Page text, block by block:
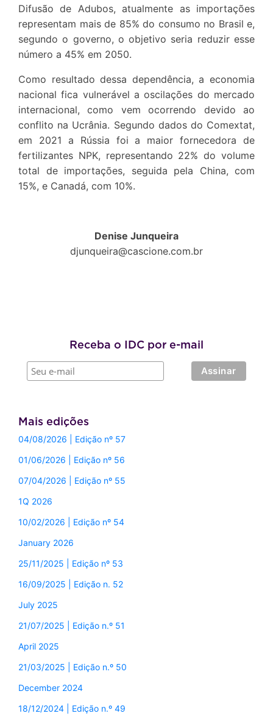
Difusão de Adubos, atualmente as importações
representam mais de 85% do consumo no Brasil e,
segundo o governo, o objetivo seria reduzir esse
número a 45% em 2050.
Como resultado dessa dependência, a economia
nacional fica vulnerável a oscilações do mercado
internacional, como vem ocorrendo devido ao
conflito na Ucrânia. Segundo dados do Comextat,
em 2021 a Rússia foi a maior fornecedora de
fertilizantes NPK, representando 22% do volume
total de importações, seguida pela China, com
15%, e Canadá, com 10%.
Denise Junqueira
djunqueira@cascione.com.br
Receba o IDC por e-mail
Mais edições
04/08/2026 | Edição nº 57
01/06/2026 | Edição nº 56
07/04/2026 | Edição nº 55
1Q 2026
10/02/2026 | Edição nº 54
January 2026
25/11/2025 | Edição nº 53
16/09/2025 | Edição n. 52
July 2025
21/07/2025 | Edição n.º 51
April 2025
21/03/2025 | Edição n.º 50
December 2024
18/12/2024 | Edição n.º 49